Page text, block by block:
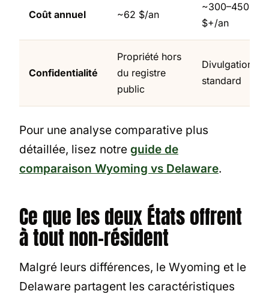
Coût annuel ~62 $/an
~300–450
$+/an
Confidentialité
Propriété hors
du registre
public
Divulgation
standard
Pour une analyse comparative plus
détaillée, lisez notre guide de
comparaison Wyoming vs Delaware.
Ce que les deux États offrent
à tout non-résident
Malgré leurs différences, le Wyoming et le
Delaware partagent les caractéristiques